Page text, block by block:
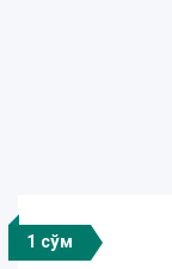
1 сўм